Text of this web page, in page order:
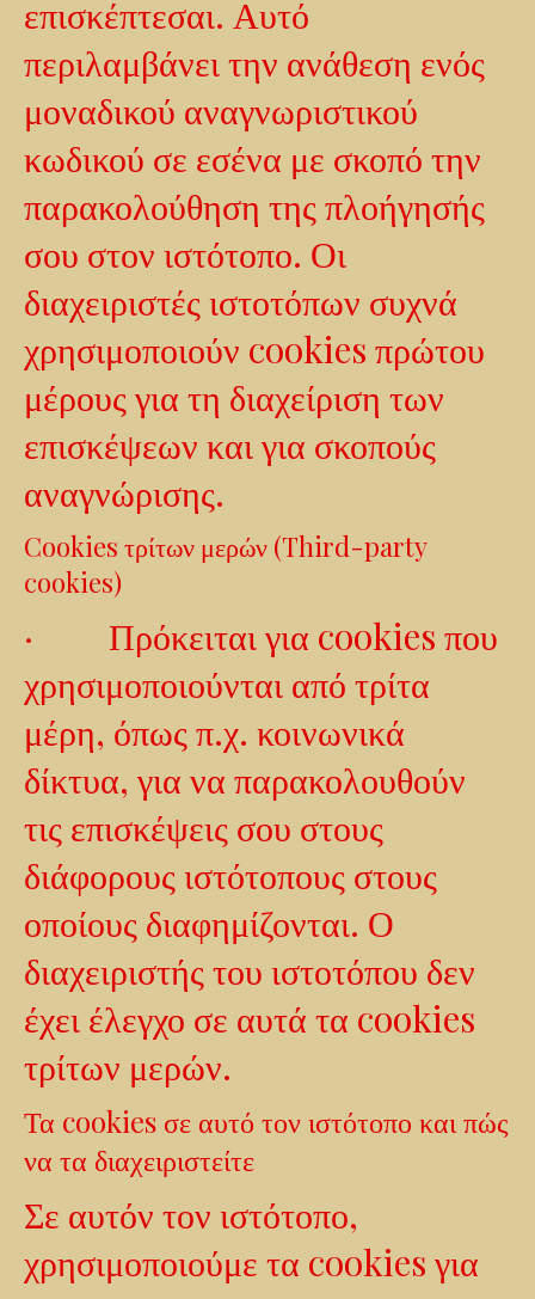
επισκέπτεσαι. Αυτό
περιλαμβάνει την ανάθεση ενός
μοναδικού αναγνωριστικού
κωδικού σε εσένα με σκοπό την
παρακολούθηση της πλοήγησής
σου στον ιστότοπο. Οι
διαχειριστές ιστοτόπων συχνά
χρησιμοποιούν cookies πρώτου
μέρους για τη διαχείριση των
επισκέψεων και για σκοπούς
αναγνώρισης.
Cookies τρίτων μερών (Third-party
cookies)
· Πρόκειται για cookies που
χρησιμοποιούνται από τρίτα
μέρη, όπως π.χ. κοινωνικά
δίκτυα, για να παρακολουθούν
τις επισκέψεις σου στους
διάφορους ιστότοπους στους
οποίους διαφημίζονται. Ο
διαχειριστής του ιστοτόπου δεν
έχει έλεγχο σε αυτά τα cookies
τρίτων μερών.
Τα cookies σε αυτό τον ιστότοπο και πώς
να τα διαχειριστείτε
Σε αυτόν τον ιστότοπο,
χρησιμοποιούμε τα cookies για